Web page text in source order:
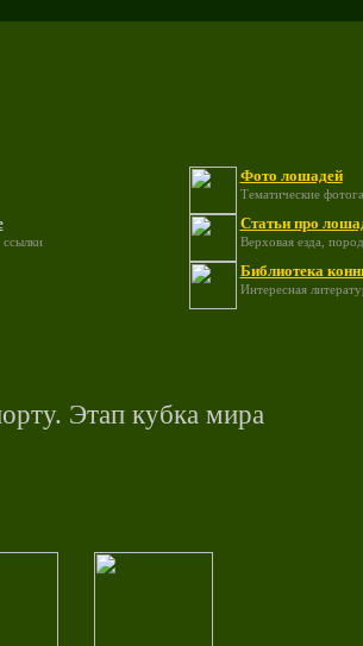
Фото лошадей
Тематические
Статьи про
Верховая езда,
Библиотека
Интересная
Этап кубка мира